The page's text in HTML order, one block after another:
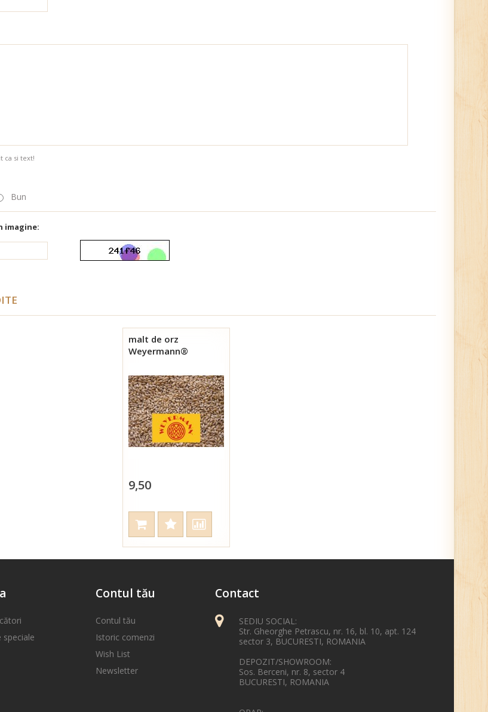
ca si text!
Bun
imagine:
malt de orz
Weyermann®
kg
9,50
speciale
Contul tău
Contul tău
Istoric comenzi
Wish List
Newsletter
Contact
SEDIU SOCIAL:
Str. Gheorghe Petrascu, nr. 16, bl. 10, apt. 124
sector 3, BUCURESTI, ROMANIA
DEPOZIT/SHOWROOM:
Sos. Berceni, nr. 8, sector 4
BUCURESTI, ROMANIA